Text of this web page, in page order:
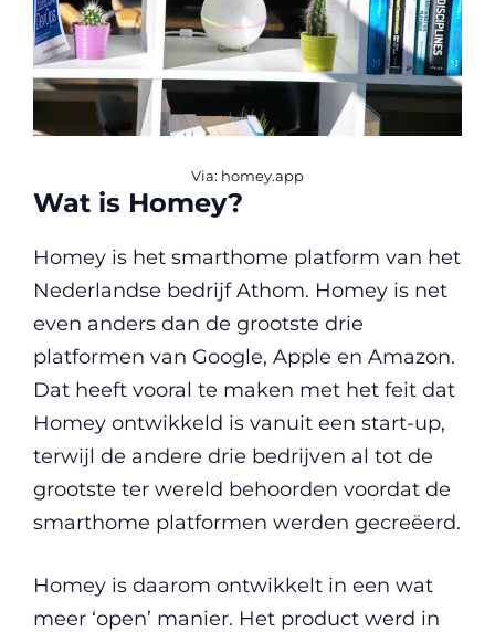
Via: homey.app
Wat is Homey?
Homey is het smarthome platform van het
Nederlandse bedrijf Athom. Homey is net
even anders dan de grootste drie
platformen van Google, Apple en Amazon.
Dat heeft vooral te maken met het feit dat
Homey ontwikkeld is vanuit een start-up,
terwijl de andere drie bedrijven al tot de
grootste ter wereld behoorden voordat de
smarthome platformen werden gecreëerd.
Homey is daarom ontwikkelt in een wat
meer ‘open’ manier. Het product werd in